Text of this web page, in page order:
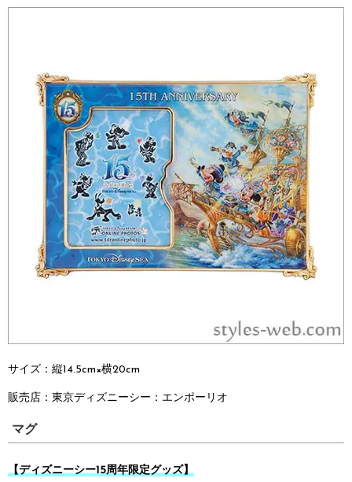
サイズ：縦14.5cm×横20cm
販売店： 東京ディズニーシー： エンポーリオ
マグ
【ディズニーシー15周年限定グッズ】